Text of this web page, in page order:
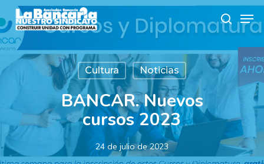
to
main
content
search
Cultura Noticias
BANCAR. Nuevos
cursos 2023
24 de julio de 2023